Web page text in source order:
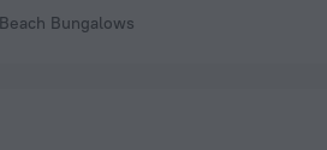
Bungalows